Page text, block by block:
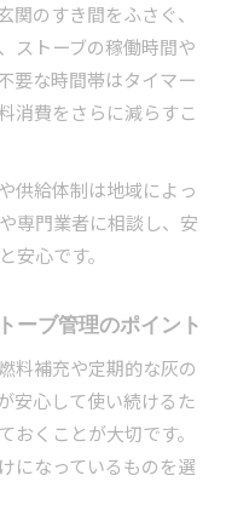
のすき間をふさぐ、
ストーブの稼働時間や
要な時間帯はタイマー
消費をさらに減らすこ
供給体制は地域によっ
専門業者に相談し、安
安心です。
ーブ管理のポイント
料補充や定期的な灰の
安心して使い続けるた
くことが大切です。
になっているものを選